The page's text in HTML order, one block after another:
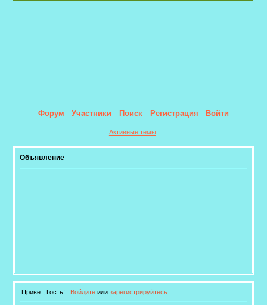
Форум Участники Поиск Регистрация Войти
Активные темы
Объявление
Привет, Гость! Войдитеили зарегистрируйтесь.